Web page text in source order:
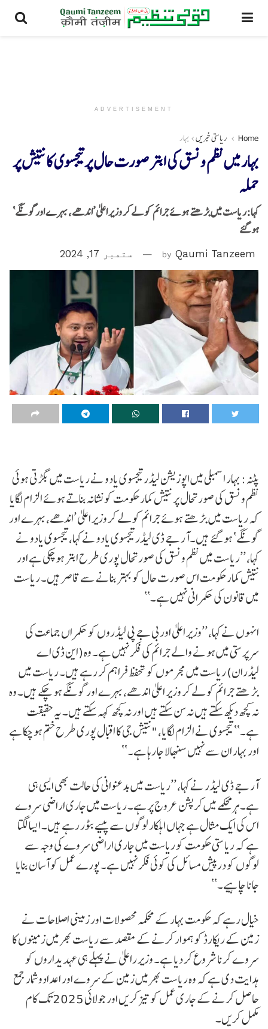
ADVERTISEMENT
Home ریاستی خبریں بہار
بہار میں نظم و نسق کی ابتر صورت حال پر تیجسوی کا نتیش پر
حملہ
کہا:ریاست میں بڑھتے ہوئے جرائم کو لے کر وزیر اعلیٰ ’اندھے، بہرے اور گونگے‘
ہو گئے
by Qaumi Tanzeem ستمبر 17, 2024
پٹنہ: بہار اسمبلی میں اپوزیشن لیڈر تیجسوی یادو نے ریاست میں بگڑتی ہوئی
نظم و نسق کی صورتحال پر نتیش کمار حکومت کو نشانہ بناتے ہوئے الزام لگایا
کہ ریاست میں بڑھتے ہوئے جرائم کو لے کر وزیر اعلیٰ ’اندھے، بہرے اور
گونگے‘ ہو گئے ہیں۔آر جے ڈی لیڈر تیجسوی یادو نے کہا، تیجسوی یادو نے
کہا، ’’ریاست میں نظم و نسق کی صورتحال پوری طرح ابتر ہو چکی ہے اور
نتیش کمار حکومت اس صورت حال کو بہتر بنانے سے قاصر ہیں۔ ریاست
میں قانون کی حکمرانی نہیں ہے۔‘‘
انہوں نے کہا، ’’وزیر اعلیٰ اور بی جے پی لیڈروں کو حکمراں جماعت کی
سرپرستی میں ہونے والے جرائم کی فکر نہیں ہے۔ وہ (این ڈی اے
لیڈران) ریاست میں مجرموں کو تحفظ فراہم کر رہے ہیں۔ ریاست میں
بڑھتے جرائم کو لے کر وزیر اعلیٰ اندھے، بہرے اور گونگے ہو چکے ہیں۔ وہ
نہ کچھ دیکھ سکتے ہیں نہ سن سکتے ہیں اور نہ کچھ کہہ سکتے ہیں۔ یہ حقیقت
ہے۔‘‘ تیجسوی نے الزام لگایا، "نتیش جی کا اقبال پوری طرح ختم ہو چکا ہے
اور بہار ان سے نہیں سنبھالا جا رہا ہے۔‘‘
آر جے ڈی لیڈر نے کہا، ’’ریاست میں بدعنوانی کی حالت بھی ایسی ہی
ہے۔ ہر محکمے میں کرپشن عروج پر ہے۔ ریاست میں جاری اراضی سروے
اس کی ایک مثال ہے جہاں اہلکار لوگوں سے پیسے بٹور رہے ہیں۔ ایسا لگتا
ہے کہ ریاستی حکومت کو ریاست میں جاری اراضی سروے کی وجہ سے
لوگوں کو درپیش مسائل کی کوئی فکر نہیں ہے۔ پورے عمل کو آسان بنایا
جانا چاہیے۔‘‘
خیال رہے کہ حکومت بہار کے محکمہ محصولات اور زمینی اصلاحات نے
زمین کے ریکارڈ کو ہموار کرنے کے مقصد سے ریاست بھر میں زمینوں کا
سروے کرنا شروع کر دیا ہے۔ وزیر راعلیٰ نے پہلے ہی عہدیداروں کو
ہدایت دی ہے کہ وہ ریاست بھر میں زمین کے سروے اور اعدادوشمار جمع
حاصل کرنے کے جاری عمل کو تیز کریں اور جولائی 2025 تک کام
مکمل کریں۔